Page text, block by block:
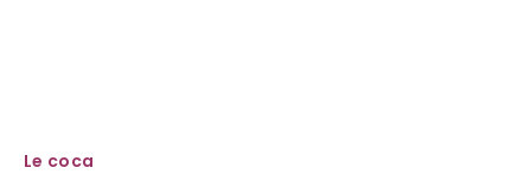
Le coca